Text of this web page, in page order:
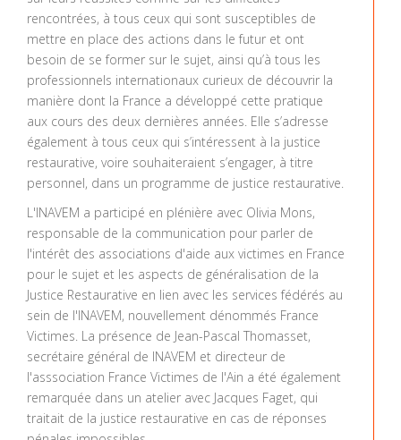
rencontrées, à tous ceux qui sont susceptibles de
mettre en place des actions dans le futur et ont
besoin de se former sur le sujet, ainsi qu’à tous les
professionnels internationaux curieux de découvrir la
manière dont la France a développé cette pratique
aux cours des deux dernières années. Elle s’adresse
également à tous ceux qui s’intéressent à la justice
restaurative, voire souhaiteraient s’engager, à titre
personnel, dans un programme de justice restaurative.
L'INAVEM a participé en plénière avec Olivia Mons,
responsable de la communication pour parler de
l'intérêt des associations d'aide aux victimes en France
pour le sujet et les aspects de généralisation de la
Justice Restaurative en lien avec les services fédérés au
sein de l'INAVEM, nouvellement dénommés France
Victimes. La présence de Jean-Pascal Thomasset,
secrétaire général de INAVEM et directeur de
l'asssociation France Victimes de l'Ain a été également
remarquée dans un atelier avec Jacques Faget, qui
traitait de la justice restaurative en cas de réponses